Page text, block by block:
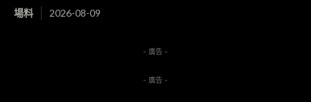
場料 2026-08-09
- 廣告 -
- 廣告 -